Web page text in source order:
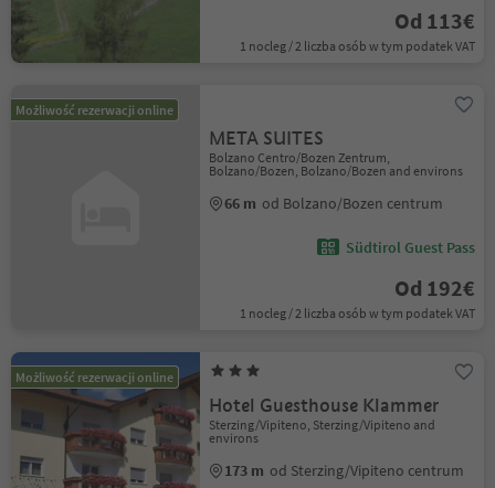
Od 113€
1 nocleg / 2 liczba osób w tym podatek VAT
Możliwość rezerwacji online
META SUITES
Bolzano Centro/Bozen Zentrum,
Bolzano/Bozen, Bolzano/Bozen and environs
66 m od Bolzano/Bozen centrum
Südtirol Guest Pass
Od 192€
1 nocleg / 2 liczba osób w tym podatek VAT
Możliwość rezerwacji online
Hotel Guesthouse Klammer
Sterzing/Vipiteno, Sterzing/Vipiteno and
environs
173 m od Sterzing/Vipiteno centrum